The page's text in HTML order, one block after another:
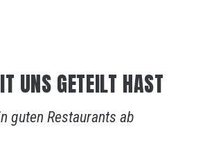
UNS GETEILT HAST
guten Restaurants ab